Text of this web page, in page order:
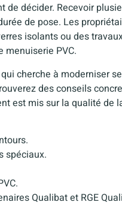
de décider. Recevoir
de pose. Les
isolants ou des
PVC.
cherche à moderniser
des conseils
est mis sur la qualité de
spéciaux.
Qualibat et RGE